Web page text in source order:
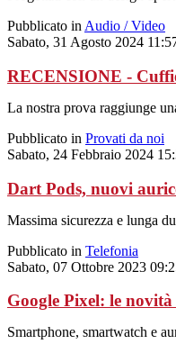
Pubblicato in Audio / Video
Sabato, 31 Agosto 2024
RECENSIONE -
La nostra prova raggiunge
Pubblicato in Provati da noi
Sabato, 24 Febbraio 2024
Dart Pods, nuovi
Massima sicurezza e lunga
Pubblicato in Telefonia
Sabato, 07 Ottobre 2023
Google Pixel: le
Smartphone, smartwatch e